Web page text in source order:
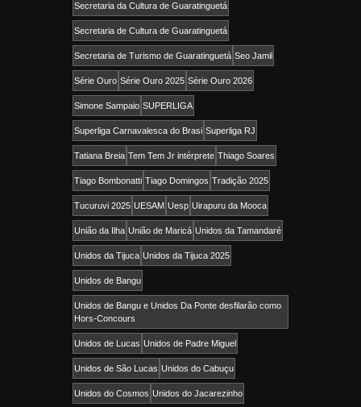
Secretaria da Cultura de Guaratinguetá
Secretaria de Cultura de Guaratinguetá
Secretaria de Turismo de Guaratinguetá Seo Jamil
Série Ouro Série Ouro 2025 Série Ouro 2026
Simone Sampaio SUPERLIGA
Superliga Carnavalesca do Brasi Superliga RJ
Tatiana Breia Tem Tem Jr intérprete Thiago Soares
Tiago Bombonatti Tiago Domingos Tradição 2025
Tucuruvi 2025 UESAM Uesp Uirapuru da Mooca
União da Ilha União de Maricá Unidos da Tamandaré
Unidos da Tijuca Unidos da Tijuca 2025
Unidos de Bangu
Unidos de Bangu e Unidos Da Ponte desfilarão como
Hors-Concours
Unidos de Lucas Unidos de Padre Miguel
Unidos de São Lucas Unidos do Cabuçu
Unidos do Cosmos Unidos do Jacarezinho